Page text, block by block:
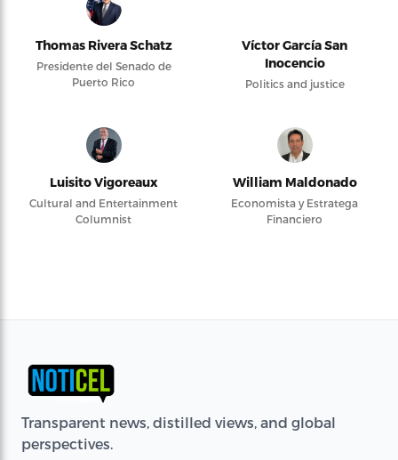
Thomas Rivera Schatz
Presidente del Senado de
Puerto Rico
Víctor García San
Inocencio
Politics and justice
Luisito Vigoreaux
Cultural and Entertainment
Columnist
William Maldonado
Economista y Estratega
Financiero
Transparent news, distilled views, and global
perspectives.